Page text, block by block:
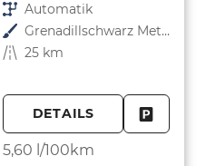
Getriebe Automatik
Außenfarbe
Grenadillschwarz Metallic
Kilometerstand 25 km
DETAILS
5,60 l/100km